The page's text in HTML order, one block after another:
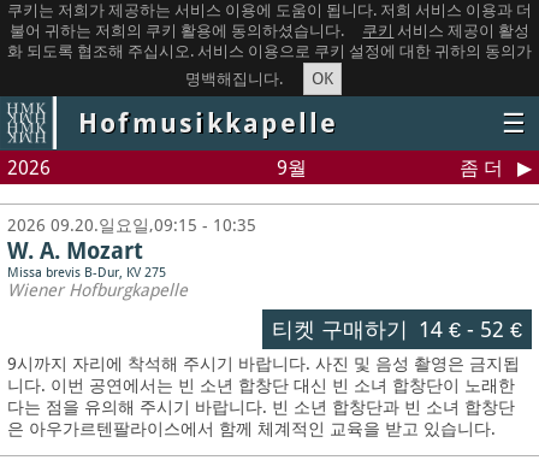
쿠키는 저희가 제공하는 서비스 이용에 도움이 됩니다. 저희 서비스 이용과 더
불어 귀하는 저희의 쿠키 활용에 동의하셨습니다.
쿠키 서비스 제공이 활성
화 되도록 협조해 주십시오. 서비스 이용으로 쿠키 설정에 대한 귀하의 동의가
명백해집니다.
OK
Hofmusikkapelle ☰
2026 9월 좀 더
2026 09.20.일요일,09:15 - 10:35
W. A. Mozart
Missa brevis B-Dur, KV 275
Wiener Hofburgkapelle
티켓 구매하기 14 €- 52 €
9시까지 자리에 착석해 주시기 바랍니다. 사진 및 음성 촬영은 금지됩
니다. 이번 공연에서는 빈 소년 합창단 대신 빈 소녀 합창단이 노래한
다는 점을 유의해 주시기 바랍니다. 빈 소년 합창단과 빈 소녀 합창단
은 아우가르텐팔라이스에서 함께 체계적인 교육을 받고 있습니다.